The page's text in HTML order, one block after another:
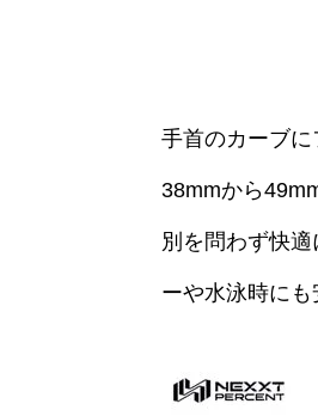
手首のカーブに
38mmから
別を問わず快
ーや水泳時にも